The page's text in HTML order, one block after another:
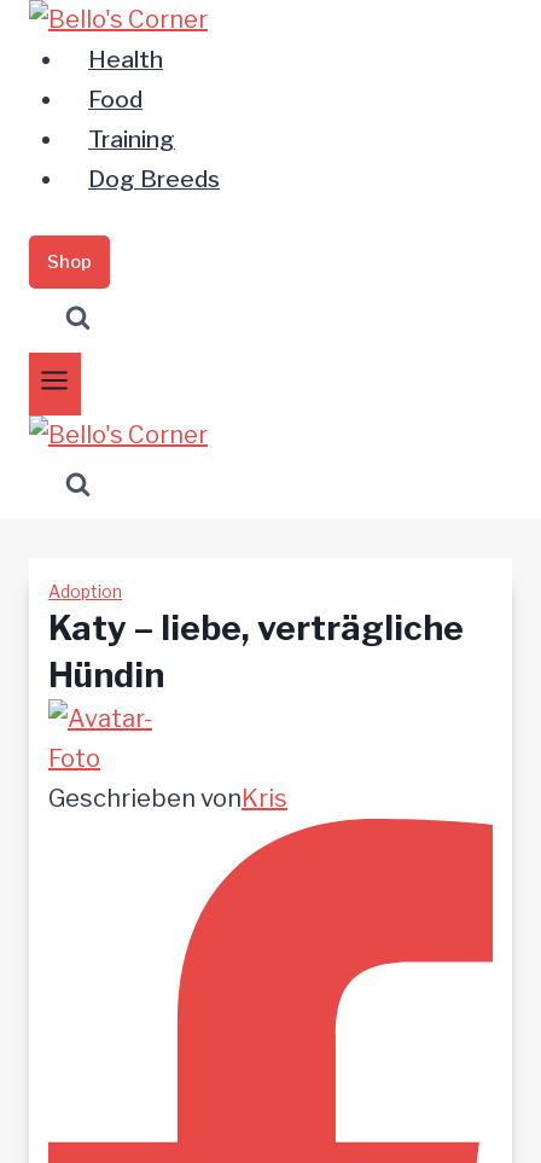
Zum
Inhalt
springen
Health
Food
Training
Dog Breeds
Shop
Adoption
Katy – liebe, verträgliche
Hündin
Geschrieben vonKris